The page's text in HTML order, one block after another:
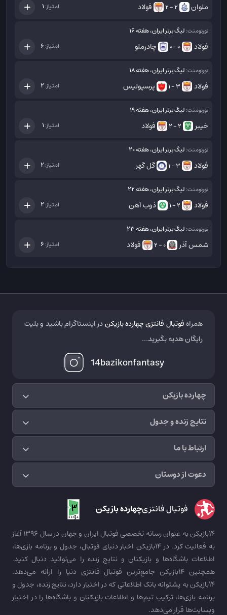
ملوان 2 - 2 فولاد امتیاز:1
تورنومنت: لیگ برتر ایران، هفته 16
فولاد 0 - 0 چادرملو امتیاز: 6
تورنومنت: لیگ برتر ایران، هفته 18
فولاد 3 - 1 پرسپولیس امتیاز: 2
تورنومنت: لیگ برتر ایران، هفته 19
خیبر 2 - 2 فولاد امتیاز:1
تورنومنت: لیگ برتر ایران، هفته 20
فولاد 3 - 1 گل گهر امتیاز: 2
تورنومنت: لیگ برتر ایران، هفته 22
فولاد 2 - 1 ذوب آهن امتیاز: 2
تورنومنت: لیگ برتر ایران، هفته 23
شمس آذر 0 - 2 فولاد امتیاز: 6
چهارده بازیکن
نتایج زنده و جدول
ارتباط با ما
دعوت از دوستان
همراهفوتبال فانتزی چهارده بازیکندر اینستاگرام باشید و بلیت
رایگان هدیه بگیرید...
14bazikonfantasy
فوتبال فانتزیچهارده بازیکن
14بازیکن به عنوان رسانه تخصصی فوتبال ایران و جهان در سال 1396 آغاز
به فعالیت کرد. در 14بازیکن اخبار دنیای فوتبال، جدول و برنامه بازی‌ها،
اطلاعات باشگاه‌ها و بازیکنان و نتایج زنده را می‌توانید دنبال کنید.
همچنین 14بازیکن جامع‌ترین فوتبال فانتزی دنیا را ارائه می‌دهد.
14بازیکن به پشتوانه بانک اطلاعاتی که در اختیار دارد، نتایج زنده، جدول و
برنامه بازی‌ها، ترکیب تیم‌ها و اطلاعات بازیکنان و باشگاه‌ها را در اختیار
وبسایت‌ها قرار می‌دهد.